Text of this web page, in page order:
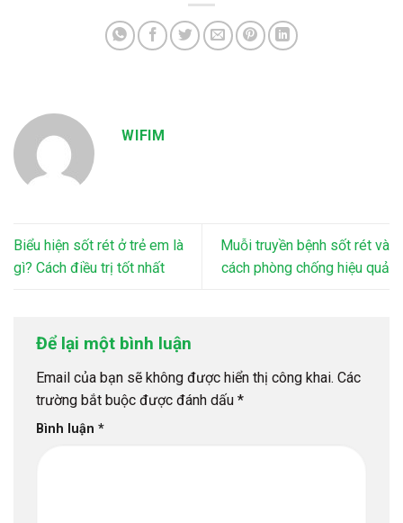
WIFIM
Biểu hiện sốt rét ở trẻ em là
gì? Cách điều trị tốt nhất
Muỗi truyền bệnh sốt rét và
cách phòng chống hiệu quả
Để lại một bình luận
Email của bạn sẽ không được hiển thị công khai. Các
trường bắt buộc được đánh dấu *
Bình luận *